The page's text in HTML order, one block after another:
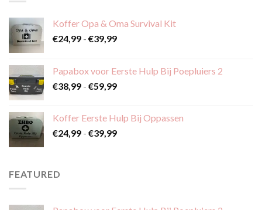
Koffer Opa & Oma Survival Kit
€24,99 - €39,99Prijsklasse:
€39,99
Papabox voor Eerste Hulp Bij Poepluiers 2
€38,99 - €59,99Prijsklasse:
€59,99
Koffer Eerste Hulp Bij Oppassen
€24,99 - €39,99Prijsklasse:
FEATURED